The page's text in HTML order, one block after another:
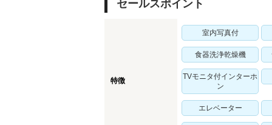
セールスポイント
特徴
室内写真付
食器洗浄乾燥機
TVモニタ付インターホ
ン
エレベーター